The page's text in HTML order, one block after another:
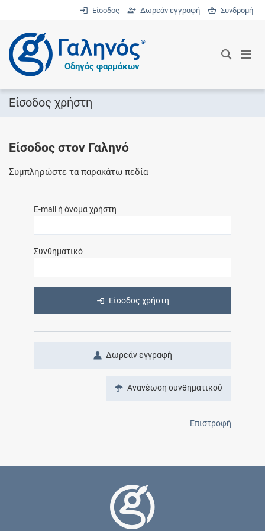
Είσοδος Δωρεάν εγγραφή Συνδρομή
®
Οδηγός φαρμάκων
Είσοδος χρήστη
Είσοδος στον Γαληνό
Συμπληρώστε τα παρακάτω πεδία
E-mail ή όνομα χρήστη
Συνθηματικό
Είσοδος χρήστη
Δωρεάν εγγραφή
Ανανέωση συνθηματικού
Επιστροφή